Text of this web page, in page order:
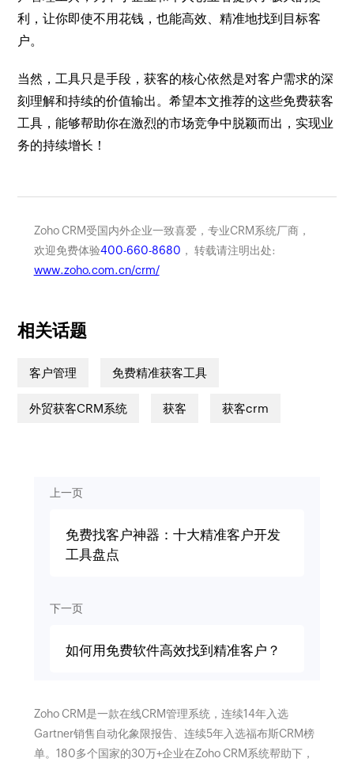
利，让你即使不用花钱，也能高效、精准地找到目标客
户。
当然，工具只是手段，获客的核心依然是对客户需求的深
刻理解和持续的价值输出。希望本文推荐的这些免费获客
工具，能够帮助你在激烈的市场竞争中脱颖而出，实现业
务的持续增长！
Zoho CRM受国内外企业一致喜爱，专业CRM系统厂商，
欢迎免费体验400-660-8680 ， 转载请注明出处:
www.zoho.com.cn/crm/
相关话题
客户管理 免费精准获客工具
外贸获客CRM系统 获客 获客crm
上一页
免费找客户神器：十大精准客户开发
工具盘点
下一页
如何用免费软件高效找到精准客户？
Zoho CRM是一款在线CRM管理系统，连续14年入选
Gartner销售自动化象限报告、连续5年入选福布斯CRM榜
单。180多个国家的30万+企业在Zoho CRM系统帮助下，